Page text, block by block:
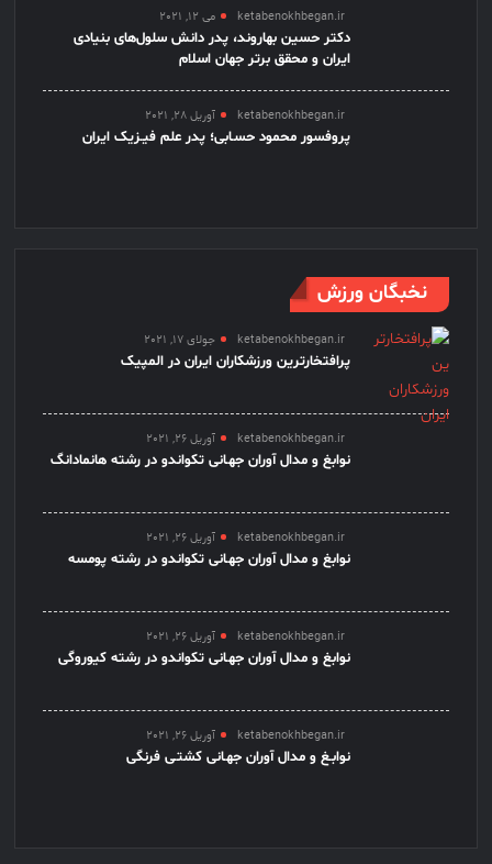
ketabenokhbegan.ir می 12, 2021
دکتر حسین بهاروند، پدر دانش سلول‌های بنیادی
ایران و محقق برتر جهان اسلام
ketabenokhbegan.ir آوریل 28, 2021
پروفسور محمود حسـابی؛ پدر علم فیـزیک ایران
نخبگان ورزش
ketabenokhbegan.ir جولای 17, 2021
پرافتخارترین ورزشکاران ایران در المپیک
ketabenokhbegan.ir آوریل 26, 2021
نوابغ و مدال آوران جهـانی تکواندو در رشته هانمادانگ
ketabenokhbegan.ir آوریل 26, 2021
نوابغ و مدال آوران جهـانی تکواندو در رشته پومسه
ketabenokhbegan.ir آوریل 26, 2021
نوابغ و مدال آوران جهـانی تکواندو در رشته کیوروگی
ketabenokhbegan.ir آوریل 26, 2021
نوابـغ و مدال آوران جهـانی کشتـی فرنگی